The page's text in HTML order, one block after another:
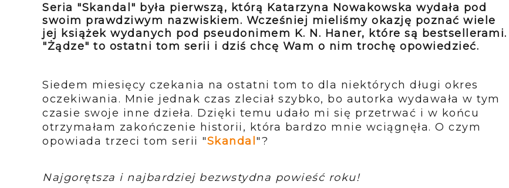
Seria "Skandal" była pierwszą, którą Katarzyna Nowakowska wydała pod
swoim prawdziwym nazwiskiem. Wcześniej mieliśmy okazję poznać wiele
jej książek wydanych pod pseudonimem K. N. Haner, które są bestsellerami.
"Żądze" to ostatni tom serii i dziś chcę Wam o nim trochę opowiedzieć.
Siedem miesięcy czekania na ostatni tom to dla niektórych długi okres
oczekiwania. Mnie jednak czas zleciał szybko, bo autorka wydawała w tym
czasie swoje inne dzieła. Dzięki temu udało mi się przetrwać i w końcu
otrzymałam zakończenie historii, która bardzo mnie wciągnęła. O czym
opowiada trzeci tom serii "Skandal "?
Najgorętsza i najbardziej bezwstydna powieść roku!